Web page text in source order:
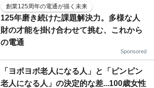
創業125周年の電通が描く未来
125年磨き続けた課題解決力。多様な人
財の才能を掛け合わせて挑む、これから
の電通
Sponsored
「ヨボヨボ老人になる人」と「ピンピン
老人になる人」の決定的な差...100歳女性